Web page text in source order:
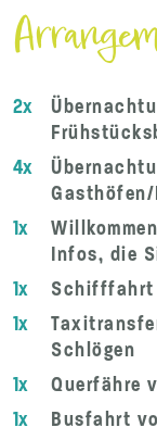
2x
4x
1x
Infos, die
1x
Schifffahrt
1x
Schlögen
1x
Querfähre
1x
Busfahrt